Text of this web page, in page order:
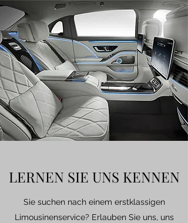
LERNEN SIE UNS KENNEN
Sie suchen nach einem erstklassigen
Limousinenservice? Erlauben Sie uns, uns